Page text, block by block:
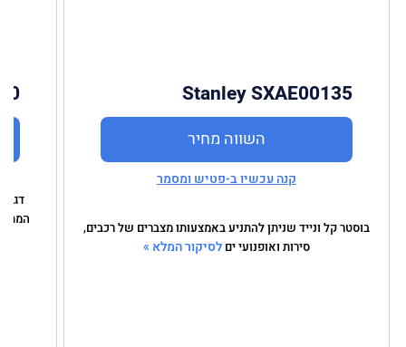
Stanley SXAE00135
השווה מחיר
קנה עכשיו ב-פטיש ומסמר
בוסטר קל ונייד שניתן להתניע באמצעותו מצברים של רכבים,
סירות ואופנועי ים לסיקור המלא »
המתח